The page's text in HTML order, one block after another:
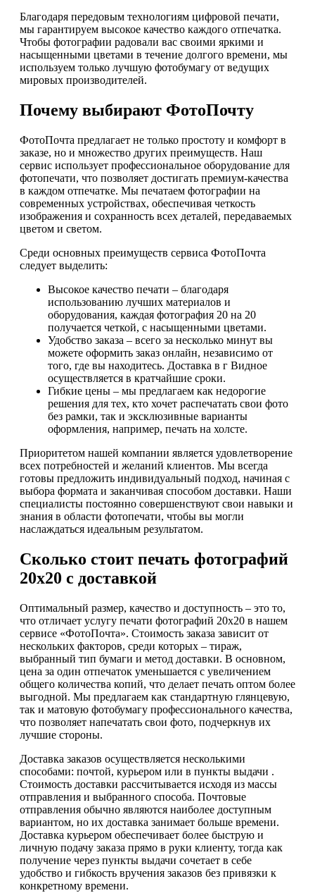
Благодаря передовым технологиям цифровой печати,
мы гарантируем высокое качество каждого отпечатка.
Чтобы фотографии радовали вас своими яркими и
насыщенными цветами в течение долгого времени, мы
используем только лучшую фотобумагу от ведущих
мировых производителей.
Почему выбирают ФотоПочту
ФотоПочта предлагает не только простоту и комфорт в
заказе, но и множество других преимуществ. Наш
сервис использует профессиональное оборудование для
фотопечати, что позволяет достигать премиум-качества
в каждом отпечатке. Мы печатаем фотографии на
современных устройствах, обеспечивая четкость
изображения и сохранность всех деталей, передаваемых
цветом и светом.
Среди основных преимуществ сервиса ФотоПочта
следует выделить:
Высокое качество печати – благодаря
использованию лучших материалов и
оборудования, каждая фотография 20 на 20
получается четкой, с насыщенными цветами.
Удобство заказа – всего за несколько минут вы
можете оформить заказ онлайн, независимо от
того, где вы находитесь. Доставка в г Видное
осуществляется в кратчайшие сроки.
Гибкие цены – мы предлагаем как недорогие
решения для тех, кто хочет распечатать свои фото
без рамки, так и эксклюзивные варианты
оформления, например, печать на холсте.
Приоритетом нашей компании является удовлетворение
всех потребностей и желаний клиентов. Мы всегда
готовы предложить индивидуальный подход, начиная с
выбора формата и заканчивая способом доставки. Наши
специалисты постоянно совершенствуют свои навыки и
знания в области фотопечати, чтобы вы могли
наслаждаться идеальным результатом.
Сколько стоит печать фотографий
20х20 с доставкой
Оптимальный размер, качество и доступность – это то,
что отличает услугу печати фотографий 20х20 в нашем
сервисе «ФотоПочта». Стоимость заказа зависит от
нескольких факторов, среди которых – тираж,
выбранный тип бумаги и метод доставки. В основном,
цена за один отпечаток уменьшается с увеличением
общего количества копий, что делает печать оптом более
выгодной. Мы предлагаем как стандартную глянцевую,
так и матовую фотобумагу профессионального качества,
что позволяет напечатать свои фото, подчеркнув их
лучшие стороны.
Доставка заказов осуществляется несколькими
способами: почтой, курьером или в пункты выдачи .
Стоимость доставки рассчитывается исходя из массы
отправления и выбранного способа. Почтовые
отправления обычно являются наиболее доступным
вариантом, но их доставка занимает больше времени.
Доставка курьером обеспечивает более быструю и
личную подачу заказа прямо в руки клиенту, тогда как
получение через пункты выдачи сочетает в себе
удобство и гибкость вручения заказов без привязки к
конкретному времени.